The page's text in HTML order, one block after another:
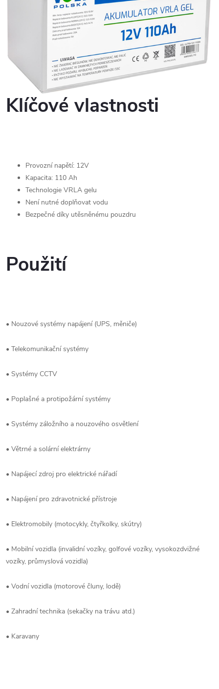
Klíčové vlastnosti
Provozní napětí: 12V
Kapacita: 110 Ah
Technologie VRLA gelu
Není nutné doplňovat vodu
Bezpečné díky utěsněnému pouzdru
Použití
• Nouzové systémy napájení (UPS, měniče)
• Telekomunikační systémy
• Systémy CCTV
• Poplašné a protipožární systémy
• Systémy záložního a nouzového osvětlení
• Větrné a solární elektrárny
• Napájecí zdroj pro elektrické nářadí
• Napájení pro zdravotnické přístroje
• Elektromobily (motocykly, čtyřkolky, skútry)
• Mobilní vozidla (invalidní vozíky, golfové vozíky, vysokozdvižné
vozíky, průmyslová vozidla)
• Vodní vozidla (motorové čluny, lodě)
• Zahradní technika (sekačky na trávu atd.)
• Karavany